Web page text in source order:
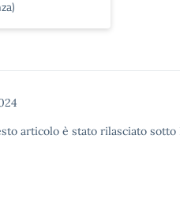
articolo è stato rilasciato